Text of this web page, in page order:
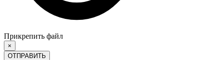
Прикрепить файл
×
ОТПРАВИТЬ